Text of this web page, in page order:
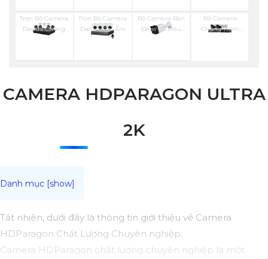
Trọn Bộ Camera
Dahua Chống
Trọn Bộ Camera
Dahua Ghi Âm
Bộ Camera Ban
Đêm Có Màu
Bộ Camera
Chống Trộm
CAMERA HDPARAGON ULTRA
2K
Tất nhiên, dưới đây là thông tin giới thiệu về Camera
HDParagon Chất Lượng Chuyên nghiệp:
Camera HDParagon chất lượng chuyên nghiệp là một